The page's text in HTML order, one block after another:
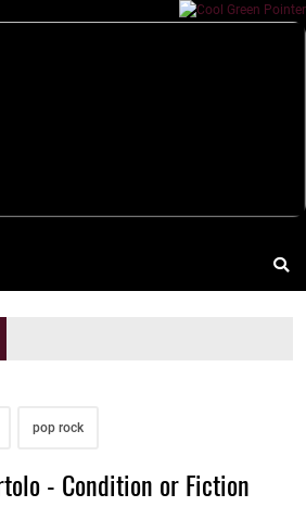
pop rock
- Condition or Fiction